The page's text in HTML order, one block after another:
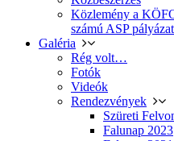
Közlemény a
számú ASP
Galéria
Rég volt…
Fotók
Videók
Rendezvények
Szüreti
Falunap 2023